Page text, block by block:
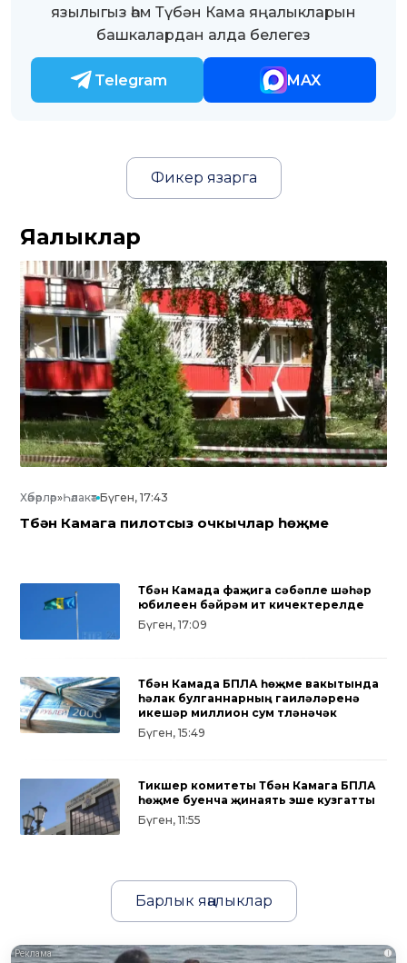
язылыгыз һәм Түбән Кама яңалыкларын
башкалардан алда белегез
Telegram MAX
Фикер язарга
Яңалыклар
Хәбәрләр»Һәлакәт Бүген, 17:43
Түбән Камага пилотсыз очкычлар һөҗүме
Түбән Камада фаҗига сәбәпле шәһәр
юбилеен бәйрәм итү кичектерелде
Бүген, 17:09
Түбән Камада БПЛА һөҗүме вакытында
һәлак булганнарның гаиләләренә
икешәр миллион сум түләнәчәк
Бүген, 15:49
Тикшерү комитеты Түбән Камага БПЛА
һөҗүме буенча җинаять эше кузгатты
Бүген, 11:55
Барлык яңалыклар
i